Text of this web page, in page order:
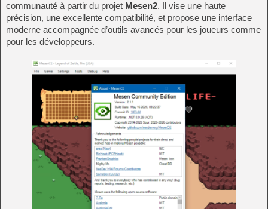
communauté à partir du projet Mesen2. Il vise une haute
précision, une excellente compatibilité, et propose une interface
moderne accompagnée d’outils avancés pour les joueurs comme
pour les développeurs.